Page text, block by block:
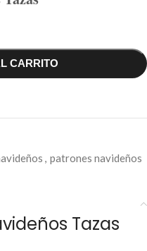
CARRITO
, patrones navideños
Tazas